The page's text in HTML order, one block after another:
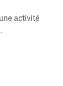
activité